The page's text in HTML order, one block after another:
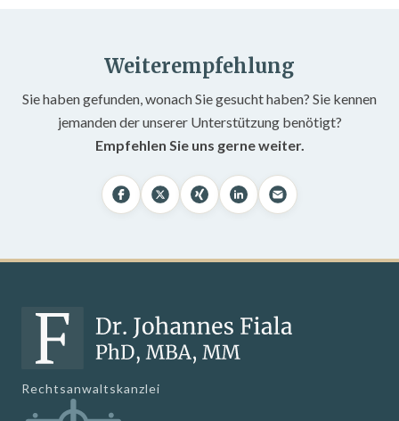
Weiterempfehlung
Sie haben gefunden, wonach Sie gesucht haben? Sie kennen
jemanden der unserer Unterstützung benötigt?
Empfehlen Sie uns gerne weiter.
Rechtsanwaltskanzlei